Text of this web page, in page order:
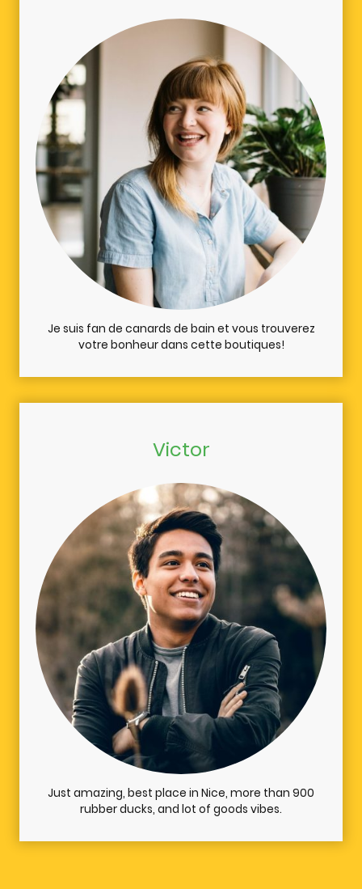
Je suis fan de canards de bain et vous trouverez
votre bonheur dans cette boutiques!
Victor
Just amazing, best place in Nice, more than 900
rubber ducks, and lot of goods vibes.